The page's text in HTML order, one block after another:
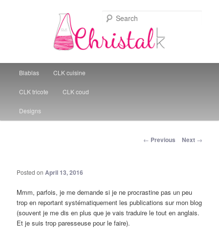
Christal Little Kitchen
Skip to primary content
Blablas CLK cuisine
CLK tricote CLK coud
Designs
Post navigation
← Previous Next →
Posted on April 13, 2016
Mmm, parfois, je me demande si je ne procrastine pas un peu
trop en reportant systématiquement les publications sur mon blog
(souvent je me dis en plus que je vais traduire le tout en anglais.
Et je suis trop paresseuse pour le faire).